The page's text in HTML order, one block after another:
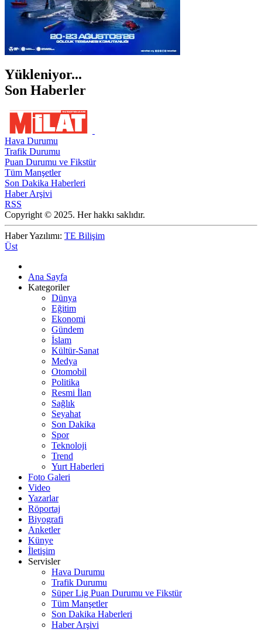
Yükleniyor...
Son Haberler
Hava Durumu
Trafik Durumu
Puan Durumu ve Fikstür
Tüm Manşetler
Son Dakika Haberleri
Haber Arşivi
RSS
Copyright © 2025. Her hakkı saklıdır.
Haber Yazılımı: TE Bilişim
Üst
Ana Sayfa
Kategoriler
Dünya
Eğitim
Ekonomi
Gündem
İslam
Kültür-Sanat
Medya
Otomobil
Politika
Resmi İlan
Sağlık
Seyahat
Son Dakika
Spor
Teknoloji
Trend
Yurt Haberleri
Foto Galeri
Video
Yazarlar
Röportaj
Biyografi
Anketler
Künye
İletişim
Servisler
Hava Durumu
Trafik Durumu
Süper Lig Puan Durumu ve Fikstür
Tüm Manşetler
Son Dakika Haberleri
Haber Arşivi